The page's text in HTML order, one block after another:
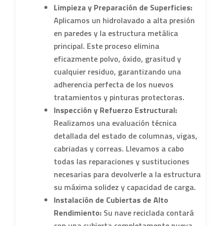
Limpieza y Preparación de Superficies:
Aplicamos un hidrolavado a alta presión
en paredes y la estructura metálica
principal. Este proceso elimina
eficazmente polvo, óxido, grasitud y
cualquier residuo, garantizando una
adherencia perfecta de los nuevos
tratamientos y pinturas protectoras.
Inspección y Refuerzo Estructural:
Realizamos una evaluación técnica
detallada del estado de columnas, vigas,
cabriadas y correas. Llevamos a cabo
todas las reparaciones y sustituciones
necesarias para devolverle a la estructura
su máxima solidez y capacidad de carga.
Instalación de Cubiertas de Alto
Rendimiento: Su nave reciclada contará